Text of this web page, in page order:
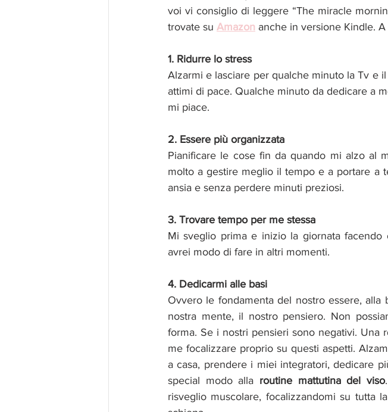
voi vi consiglio di leggere “The miracle
trovate su Amazon anche in versione Kindle.
1. Ridurre lo stress
Alzarmi e lasciare per qualche minuto la Tv e
attimi di pace. Qualche minuto da dedicare a
mi piace.
2. Essere più organizzata
Pianificare le cose fin da quando mi alzo al
molto a gestire meglio il tempo e a portare a
ansia e senza perdere minuti preziosi.
3. Trovare tempo per me stessa
Mi sveglio prima e inizio la giornata
avrei modo di fare in altri momenti.
4. Dedicarmi alle basi
Ovvero le fondamenta del nostro essere,
nostra mente, il nostro pensiero. Non
forma. Se i nostri pensieri sono negativi. Una
me focalizzare proprio su questi aspetti.
a casa, prendere i miei integratori, dedicare
special modo alla routine mattutina del viso
risveglio muscolare, focalizzandomi su tutta